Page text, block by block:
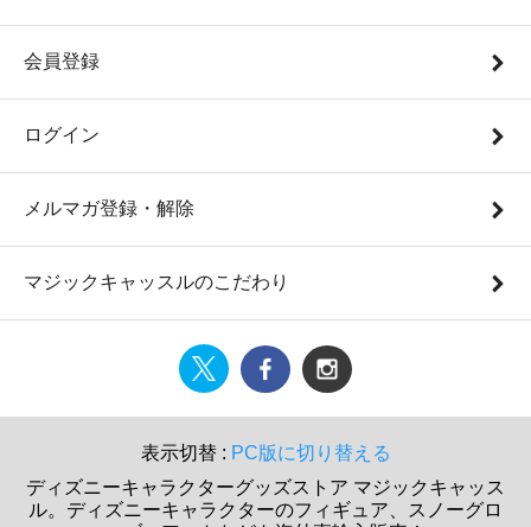
会員登録
ログイン
メルマガ登録・解除
マジックキャッスルのこだわり
表示切替 : PC版に切り替える
ディズニーキャラクターグッズストア マジックキャッス
ル。ディズニーキャラクターのフィギュア、スノーグロ